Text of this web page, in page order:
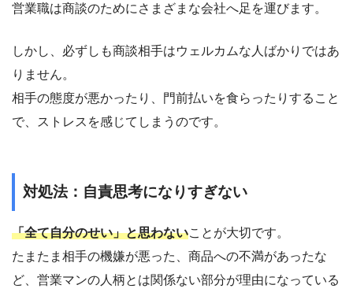
営業職は商談のためにさまざまな会社へ足を運びます。
しかし、必ずしも商談相手はウェルカムな人ばかりではあ
りません。
相手の態度が悪かったり、門前払いを食らったりすること
で、ストレスを感じてしまうのです。
対処法：自責思考になりすぎない
「全て自分のせい」と思わないことが大切です。
たまたま相手の機嫌が悪った、商品への不満があったな
ど、営業マンの人柄とは関係ない部分が理由になっている